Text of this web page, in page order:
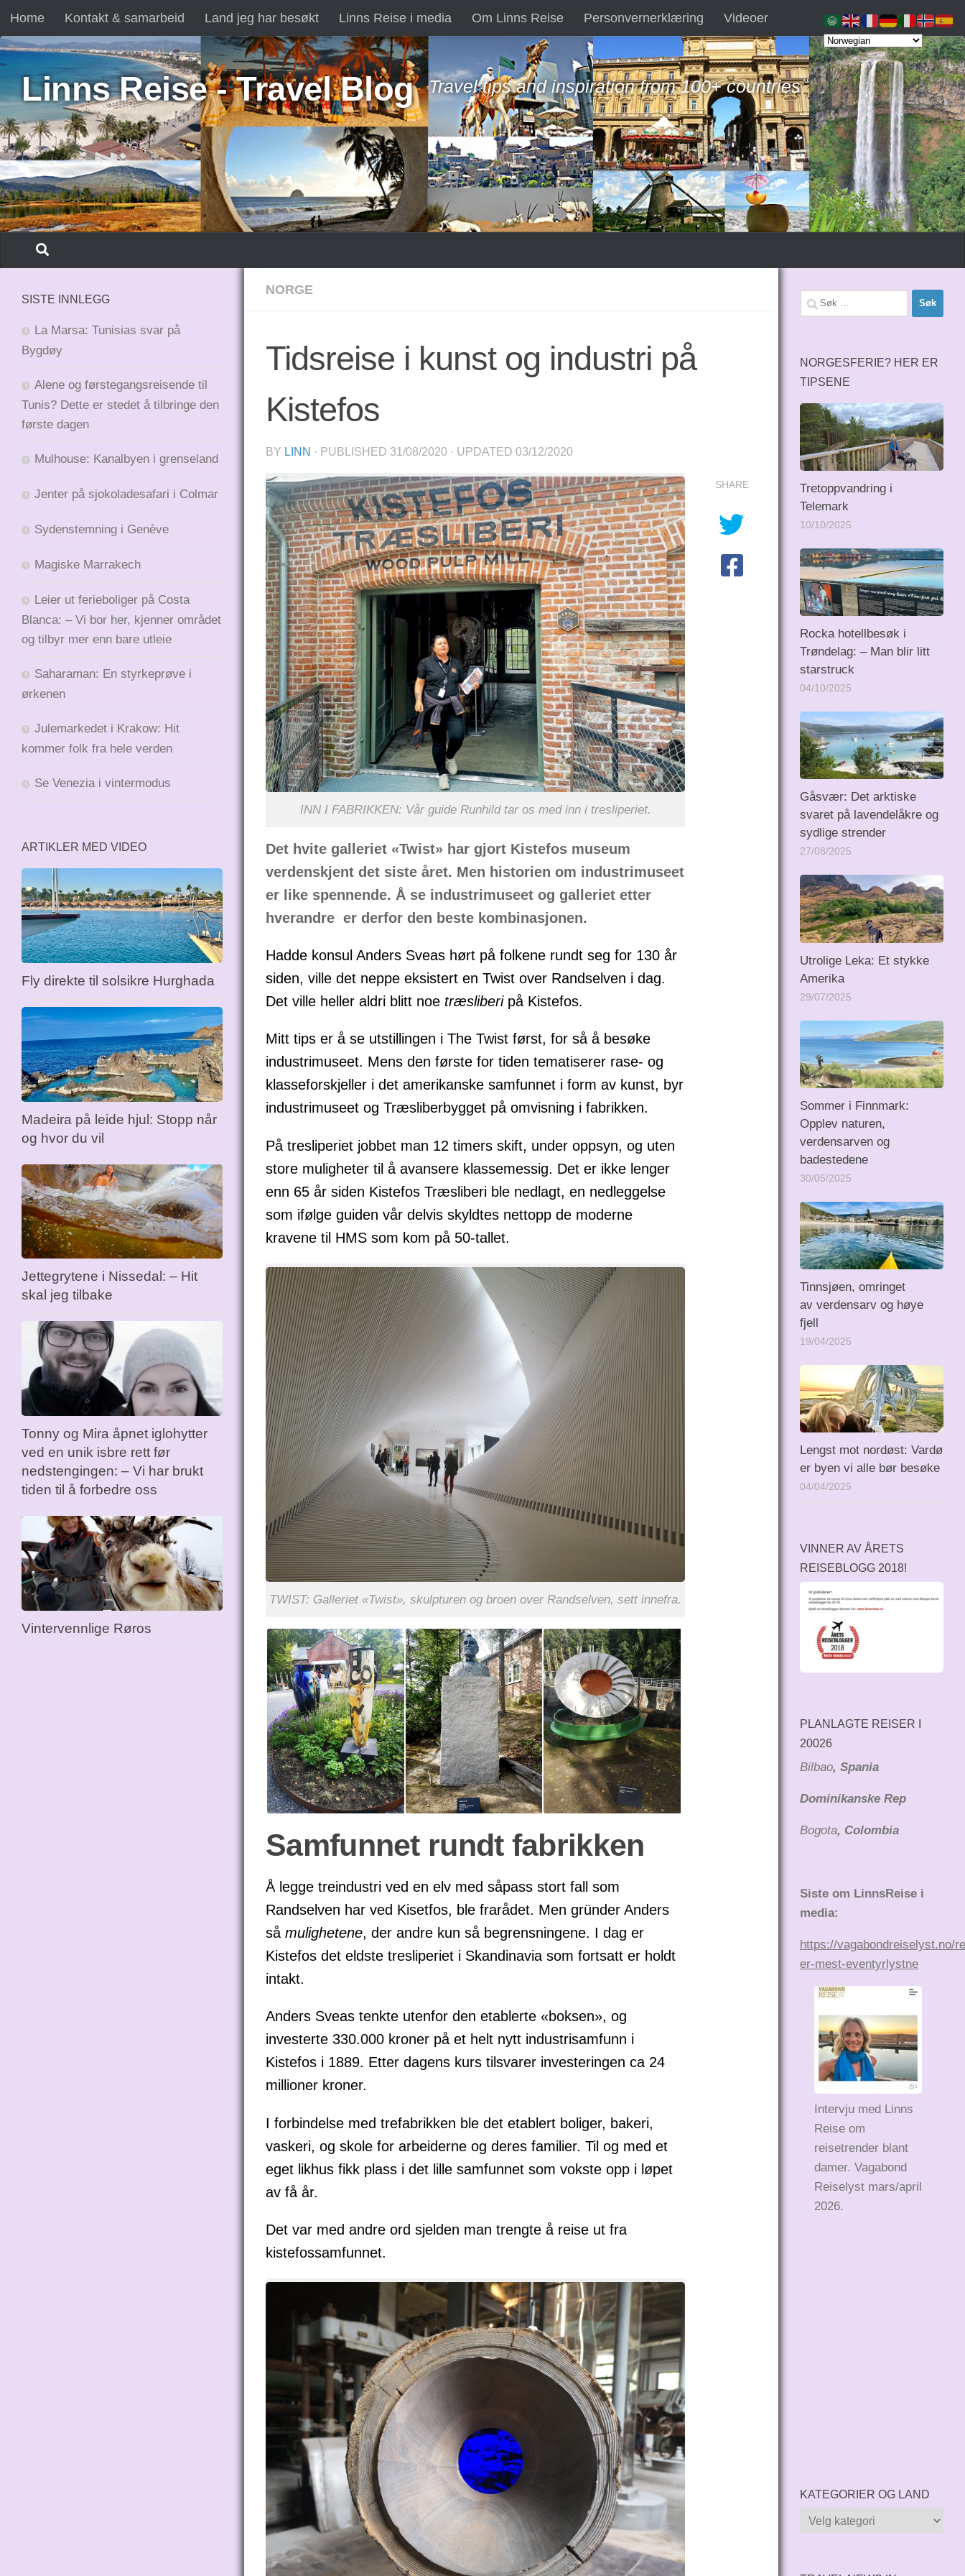
Skip to content
Home Kontakt & samarbeid Land jeg har besøkt Linns Reise i media Om Linns Reise Personvernerklæring Videoer
Linns Reise - Travel Blog Travel tips and inspiration from 100+ countries
NORGE
Tidsreise i kunst og industri på
Kistefos
BY LINN · PUBLISHED 31/08/2020 · UPDATED 03/12/2020
INN I FABRIKKEN: Vår guide Runhild tar os med inn i tresliperiet.
Det hvite galleriet «Twist» har gjort Kistefos museum
verdenskjent det siste året. Men historien om industrimuseet
er like spennende. Å se industrimuseet og galleriet etter
hverandre er derfor den beste kombinasjonen.
Hadde konsul Anders Sveas hørt på folkene rundt seg for 130 år
siden, ville det neppe eksistert en Twist over Randselven i dag.
Det ville heller aldri blitt noe træsliberipå Kistefos.
Mitt tips er å se utstillingen i The Twist først, for så å besøke
industrimuseet. Mens den første for tiden tematiserer rase- og
klasseforskjeller i det amerikanske samfunnet i form av kunst, byr
industrimuseet og Træsliberbygget på omvisning i fabrikken.
På tresliperiet jobbet man 12 timers skift, under oppsyn, og uten
store muligheter til å avansere klassemessig. Det er ikke lenger
enn 65 år siden Kistefos Træsliberi ble nedlagt, en nedleggelse
som ifølge guiden vår delvis skyldtes nettopp de moderne
kravene til HMS som kom på 50-tallet.
TWIST: Galleriet «Twist», skulpturen og broen over Randselven, sett innefra.
Bysen av grunnlegger Anders Sveaas.
Samfunnet rundt fabrikken
Å legge treindustri ved en elv med såpass stort fall som
Randselven har ved Kisetfos, ble frarådet. Men gründer Anders
så mulighetene, der andre kun så begrensningene. I dag er
Kistefos det eldste tresliperiet i Skandinavia som fortsatt er holdt
intakt.
Anders Sveas tenkte utenfor den etablerte «boksen», og
investerte 330.000 kroner på et helt nytt industrisamfunn i
Kistefos i 1889. Etter dagens kurs tilsvarer investeringen ca 24
millioner kroner.
I forbindelse med trefabrikken ble det etablert boliger, bakeri,
vaskeri, og skole for arbeiderne og deres familier. Til og med et
eget likhus fikk plass i det lille samfunnet som vokste opp i løpet
av få år.
Det var med andre ord sjelden man trengte å reise ut fra
kistefossamfunnet.
SHARE
SISTE INNLEGG
La Marsa: Tunisias svar på
Bygdøy
Alene og førstegangsreisende til
Tunis? Dette er stedet å tilbringe den
første dagen
Mulhouse: Kanalbyen i grenseland
Jenter på sjokoladesafari i Colmar
Sydenstemning i Genève
Magiske Marrakech
Leier ut ferieboliger på Costa
Blanca: – Vi bor her, kjenner området
og tilbyr mer enn bare utleie
Saharaman: En styrkeprøve i
ørkenen
Julemarkedet i Krakow: Hit
kommer folk fra hele verden
Se Venezia i vintermodus
ARTIKLER MED VIDEO
Fly direkte til solsikre Hurghada
Madeira på leide hjul: Stopp når
og hvor du vil
Jettegrytene i Nissedal: – Hit
skal jeg tilbake
Tonny og Mira åpnet iglohytter
ved en unik isbre rett før
nedstengingen: – Vi har brukt
tiden til å forbedre oss
Vintervennlige Røros
Søk
etter:
NORGESFERIE? HER ER
TIPSENE
Tretoppvandring i
Telemark
10/10/2025
Rocka hotellbesøk i
Trøndelag: – Man blir litt
starstruck
04/10/2025
Gåsvær: Det arktiske
svaret på lavendelåkre og
sydlige strender
27/08/2025
Utrolige Leka: Et stykke
Amerika
29/07/2025
Sommer i Finnmark:
Opplev naturen,
verdensarven og
badestedene
30/05/2025
Tinnsjøen, omringet
av verdensarv og høye
fjell
19/04/2025
Lengst mot nordøst: Vardø
er byen vi alle bør besøke
04/04/2025
VINNER AV ÅRETS
REISEBLOGG 2018!
PLANLAGTE REISER I
20026
Bilbao, Spania
Dominikanske Rep
Bogota, Colombia
Siste om LinnsReise i
media:
https://vagabondreiselyst.no/
er-mest-eventyrlystne
Intervju med Linns
Reise om
reisetrender blant
damer. Vagabond
Reiselyst mars/april
2026.
KATEGORIER OG LAND
Kategorier